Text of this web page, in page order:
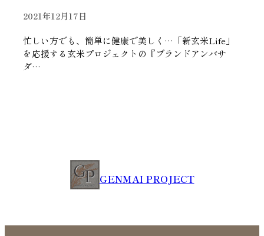
2021年12月17日
忙しい方でも、簡単に健康で美しく…「新玄米Life」
を応援する玄米プロジェクトの『ブランドアンバサ
ダ…
GENMAI PROJECT